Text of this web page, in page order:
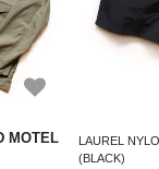
MOTEL
LAUREL
(BLACK)